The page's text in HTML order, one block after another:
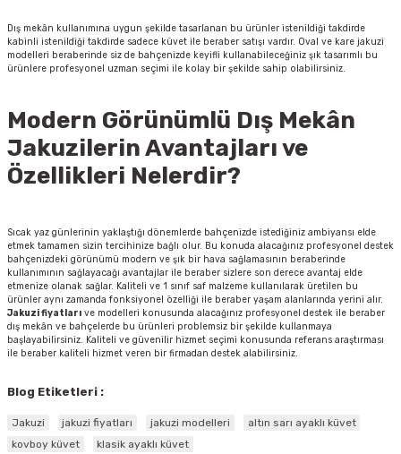
Dış mekân kullanımına uygun şekilde tasarlanan bu ürünler istenildiği takdirde
kabinli istenildiği takdirde sadece küvet ile beraber satışı vardır. Oval ve kare jakuzi
modelleri beraberinde siz de bahçenizde keyifli kullanabileceğiniz şık tasarımlı bu
ürünlere profesyonel uzman seçimi ile kolay bir şekilde sahip olabilirsiniz.
Modern Görünümlü Dış Mekân
Jakuzilerin Avantajları ve
Özellikleri Nelerdir?
Sıcak yaz günlerinin yaklaştığı dönemlerde bahçenizde istediğiniz ambiyansı elde
etmek tamamen sizin tercihinize bağlı olur. Bu konuda alacağınız profesyonel destek
bahçenizdeki görünümü modern ve şık bir hava sağlamasının beraberinde
kullanımının sağlayacağı avantajlar ile beraber sizlere son derece avantaj elde
etmenize olanak sağlar. Kaliteli ve 1 sınıf saf malzeme kullanılarak üretilen bu
ürünler aynı zamanda fonksiyonel özelliği ile beraber yaşam alanlarında yerini alır.
Jakuzi fiyatları ve modelleri konusunda alacağınız profesyonel destek ile beraber
dış mekân ve bahçelerde bu ürünleri problemsiz bir şekilde kullanmaya
başlayabilirsiniz. Kaliteli ve güvenilir hizmet seçimi konusunda referans araştırması
ile beraber kaliteli hizmet veren bir firmadan destek alabilirsiniz.
Blog Etiketleri :
Jakuzi jakuzi fiyatları jakuzi modelleri
altın sarı ayaklı küvet
kovboy küvet
klasik ayaklı küvet